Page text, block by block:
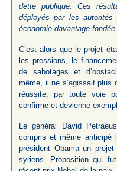
dette publique. Ces
déployés par les
économie davantage
C’est alors que le projet
les pressions, le
de sabotages et
même, il ne s’agissait plus
réussite, par toute voie
confirme et devienne
Le général David
compris et même anticipé
président Obama un
syriens. Proposition qui